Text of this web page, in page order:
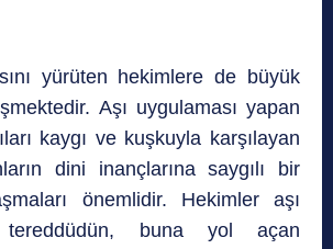
yürüten hekimlere de büyük
Aşı uygulaması yapan
kaygı ve kuşkuyla karşılayan
dini inançlarına saygılı bir
önemlidir. Hekimler aşı
tereddüdün, buna yol açan